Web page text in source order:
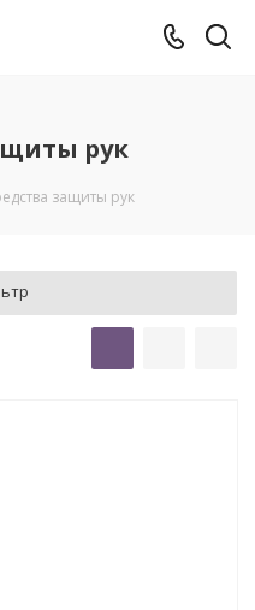
рук
защиты рук